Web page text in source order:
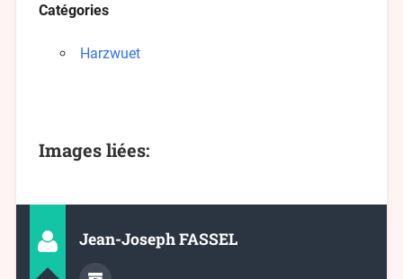
Catégories
Harzwuet
Images liées:
Jean-Joseph FASSEL